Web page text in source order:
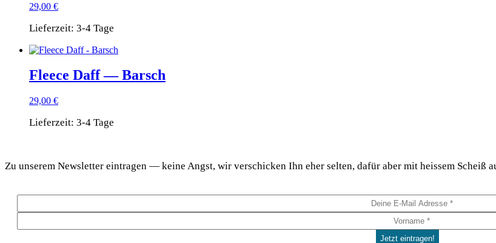
29,00 €
Lieferzeit: 3-4 Tage
Fleece Daff — Barsch
29,00 €
Lieferzeit: 3-4 Tage
Zu unse­rem News­let­ter ein­tra­gen — kei­ne Angst, wir ver­schi­cken Ihn eher sel­ten, dafür aber mit heis­sem Scheiß